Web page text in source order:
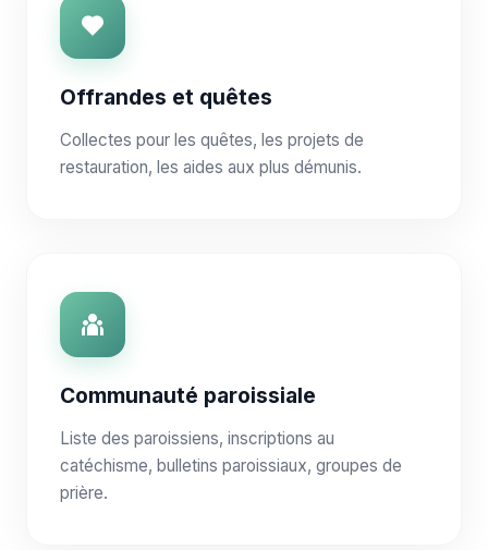
Offrandes et quêtes
Collectes pour les quêtes, les projets de
restauration, les aides aux plus démunis.
Communauté paroissiale
Liste des paroissiens, inscriptions au
catéchisme, bulletins paroissiaux, groupes de
prière.